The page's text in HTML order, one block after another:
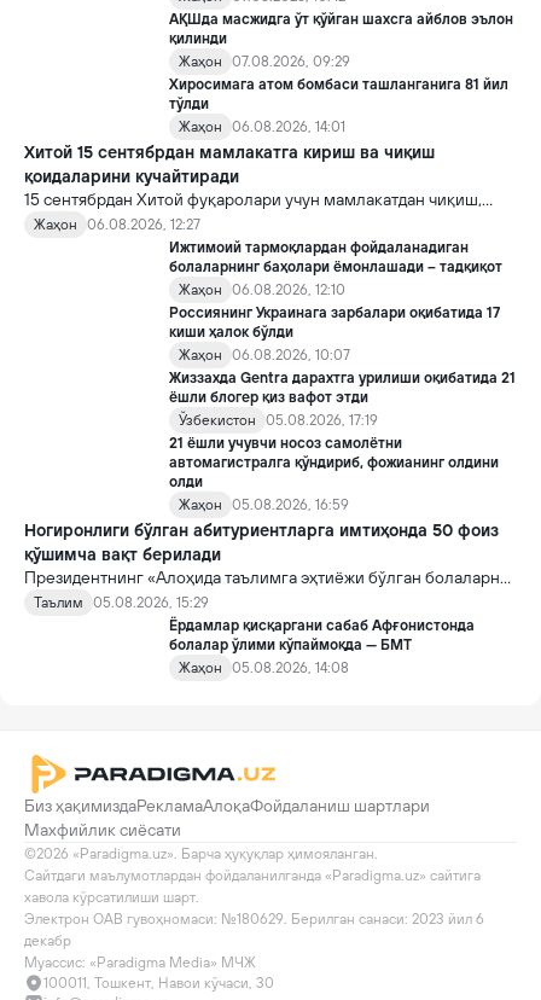
АҚШда масжидга ўт қўйган шахсга айблов эълон
қилинди
Жаҳон
07.08.2026, 09:29
Хиросимага атом бомбаси ташланганига 81 йил
тўлди
Жаҳон
06.08.2026, 14:01
Хитой 15 сентябрдан мамлакатга кириш ва чиқиш
қоидаларини кучайтиради
15 сентябрдан Хитой фуқаролари учун мамлакатдан чиқиш,
хорижликлар учун эса Хитойга кириш тартиби бўйича янги
қоидалар кучга киради.
Жаҳон
06.08.2026, 12:27
Ижтимоий тармоқлардан фойдаланадиган
болаларнинг баҳолари ёмонлашади – тадқиқот
Жаҳон
06.08.2026, 12:10
Россиянинг Украинага зарбалари оқибатида 17
киши ҳалок бўлди
Жаҳон
06.08.2026, 10:07
Жиззахда Gentra дарахтга урилиши оқибатида 21
ёшли блогер қиз вафот этди
Ўзбекистон
05.08.2026, 17:19
21 ёшли учувчи носоз самолётни
автомагистралга қўндириб, фожианинг олдини
олди
Жаҳон
05.08.2026, 16:59
Ногиронлиги бўлган абитуриентларга имтиҳонда 50 фоиз
қўшимча вақт берилади
Президентнинг «Алоҳида таълимга эҳтиёжи бўлган болаларни
таълим ва ижтимоий хизматлар билан қамраб олиш тизимини
такомиллаштириш бўйича қўшимча чора-тадбирлар
тўғрисида»ги қарори билан инклюзив таълим соҳасида қатор
янги механизмлар жорий этилади.
Таълим
05.08.2026, 15:29
Ёрдамлар қисқаргани сабаб Афғонистонда
болалар ўлими кўпаймоқда — БМТ
Жаҳон
05.08.2026, 14:08
Биз ҳақимиздаРекламаАлоқаФойдаланиш шартлари
Махфийлик сиёсати
©2026 «Paradigma.uz». Барча ҳуқуқлар ҳимояланган.
Сайтдаги маълумотлардан фойдаланилганда «Paradigma.uz» сайтига
хавола кўрсатилиши шарт.
Электрон ОАВ гувоҳномаси: №180629. Берилган санаси: 2023 йил 6
декабр
Муассис: «Paradigma Media» МЧЖ
100011, Тошкент, Навои кўчаси, 30